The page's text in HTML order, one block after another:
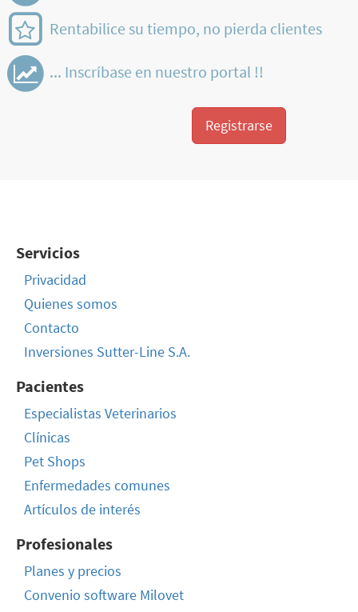
Rentabilice su tiempo, no pierda clientes
... Inscríbase en nuestro portal !!
Registrarse
Servicios
Privacidad
Quienes somos
Contacto
Inversiones Sutter-Line S.A.
Pacientes
Especialistas Veterinarios
Clínicas
Pet Shops
Enfermedades comunes
Artículos de interés
Profesionales
Planes y precios
Convenio software Milovet